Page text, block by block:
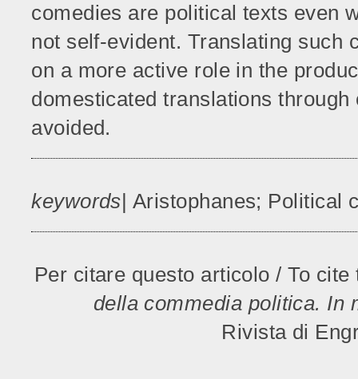
comedies are political texts even
not self-evident. Translating such
on a more active role in the
domesticated translations
avoided.
keywords| Aristophanes; Political
Per citare questo articolo / To
della commedia politica. In
Rivista di